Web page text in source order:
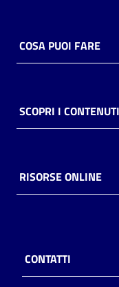
Casa
Piani
Archivio
storico
Patto
COSA PUOI FARE
SCOPRI I CONTENUTI
RISORSE ONLINE
CONTATTI